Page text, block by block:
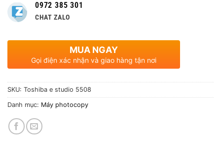
0972 385 301
CHAT ZALO
MUA NGAY
Gọi điện xác nhận và giao hàng tận nơi
SKU: Toshiba e studio 5508
Danh mục: Máy photocopy